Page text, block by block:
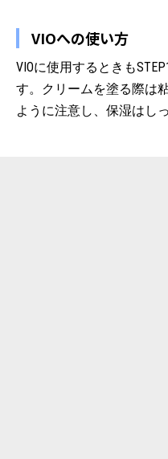
VIOへの使い方
VIOに使用するときも
す。クリームを塗る際は
ように注意し、保湿はし